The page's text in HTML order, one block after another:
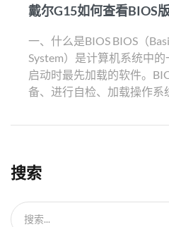
戴尔G15如何查看BIOS
一、什么是BIOS BIOS（
System）是计算机系统中
启动时最先加载的软件。
备、进行自检、加载操作系
搜索
搜索...